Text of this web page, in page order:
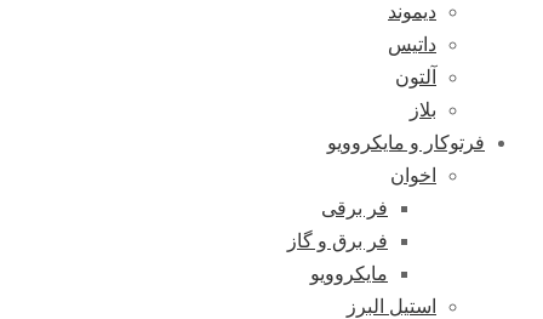
دیموند
داتیس
آلتون
بلاز
فرتوکار و مایکروویو
اخوان
فر برقی
فر برق و گاز
مایکروویو
استیل البرز